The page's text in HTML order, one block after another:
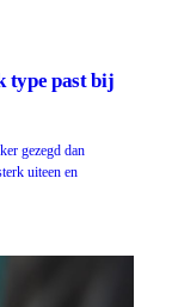
type past bij
gezegd dan
uiteen en